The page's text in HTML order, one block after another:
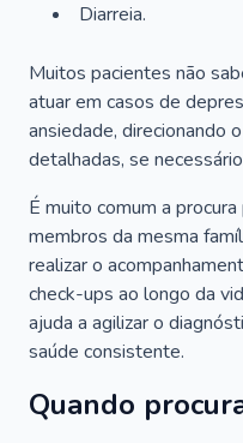
Diarreia.
Muitos pacientes não
atuar em casos de
ansiedade, direcionando
detalhadas, se
É muito comum a
membros da mesma
realizar o
check-ups ao longo da
ajuda a agilizar o
saúde consistente.
Quando